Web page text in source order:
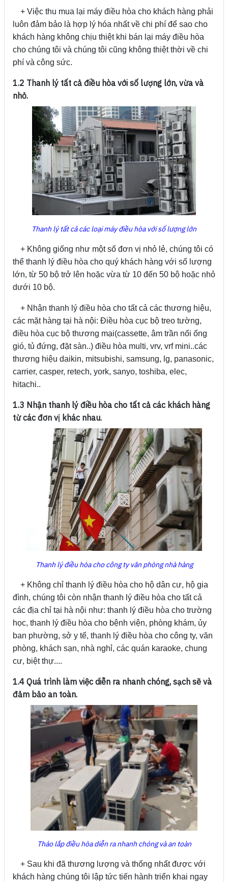
+ Việc thu mua lại máy điều hòa cho khách hàng phải
luôn đảm bảo là hợp lý hóa nhất về chi phí để sao cho
khách hàng không chịu thiệt khi bán lại máy điều hòa
cho chúng tôi và chúng tôi cũng không thiệt thời về chi
phí và công sức.
1.2 Thanh lý tất cả điều hòa với số lượng lớn, vừa và
nhỏ.
Thanh lý tất cả các loại máy điều hòa với số lượng lớn
+ Không giống như một số đơn vị nhỏ lẻ, chúng tôi có
thể thanh lý điều hòa cho quý khách hàng với số lượng
lớn, từ 50 bộ trở lên hoặc vừa từ 10 đến 50 bộ hoặc nhỏ
dưới 10 bộ.
+ Nhận thanh lý điều hòa cho tất cả các thương hiệu,
các mặt hàng tại hà nội: Điều hòa cục bộ treo tường,
điều hòa cục bộ thương mại(cassette, âm trần nối ống
gió, tủ đứng, đặt sàn..) điều hòa multi, vrv, vrf mini..các
thương hiệu daikin, mitsubishi, samsung, lg, panasonic,
carrier, casper, retech, york, sanyo, toshiba, elec,
hitachi..
1.3 Nhận thanh lý điều hòa cho tất cả các khách hàng
từ các đơn vị khác nhau.
Thanh lý điều hòa cho công ty văn phòng nhà hàng
+ Không chỉ thanh lý điều hòa cho hộ dân cư, hộ gia
đình, chúng tôi còn nhận thanh lý điều hòa cho tất cả
các địa chỉ tại hà nội như: thanh lý điều hòa cho trường
học, thanh lý điều hòa cho bệnh viện, phòng khám, ủy
ban phường, sở y tế, thanh lý điều hòa cho công ty, văn
phòng, khách sạn, nhà nghỉ, các quán karaoke, chung
cư, biệt thự....
1.4 Quá trình làm việc diễn ra nhanh chóng, sạch sẽ và
đảm bảo an toàn.
Tháo lắp điều hòa diễn ra nhanh chóng và an toàn
+ Sau khi đã thương lượng và thống nhất được với
khách hàng chúng tôi lập tức tiến hành triển khai ngay